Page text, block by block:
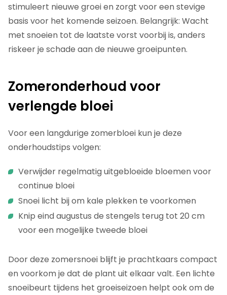
stimuleert nieuwe groei en zorgt voor een stevige
basis voor het komende seizoen. Belangrijk: Wacht
met snoeien tot de laatste vorst voorbij is, anders
riskeer je schade aan de nieuwe groeipunten.
Zomeronderhoud voor
verlengde bloei
Voor een langdurige zomerbloei kun je deze
onderhoudstips volgen:
Verwijder regelmatig uitgebloeide bloemen voor
continue bloei
Snoei licht bij om kale plekken te voorkomen
Knip eind augustus de stengels terug tot 20 cm
voor een mogelijke tweede bloei
Door deze zomersnoei blijft je prachtkaars compact
en voorkom je dat de plant uit elkaar valt. Een lichte
snoeibeurt tijdens het groeiseizoen helpt ook om de